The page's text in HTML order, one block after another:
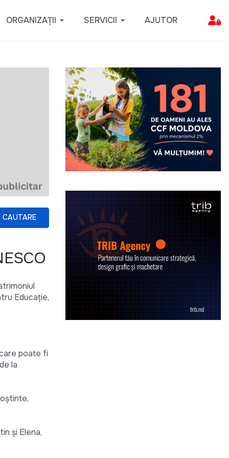
ORGANIZAȚII SERVICII AJUTOR
CAUTARE
Educaţie,
poate fi
la
şi Elena,